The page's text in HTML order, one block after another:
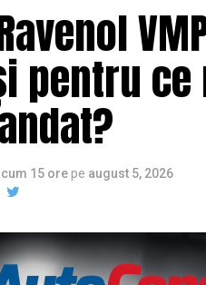
pentru
15 ore pe august 5, 2026